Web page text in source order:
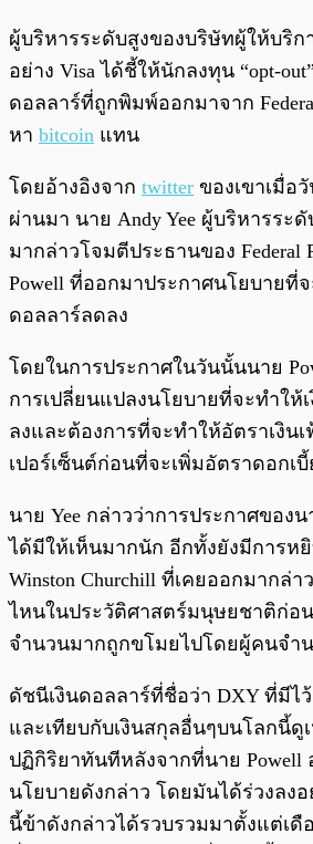
พร้อมเล่น
ผู้บริหารระดับสูงของบริษัทผู้ให้บริก
อย่าง Visa ได้ชี้ให้นักลงทุน “opt-
ดอลลาร์ที่ถูกพิมพ์ออกมาจาก
หา bitcoin แทน
โดยอ้างอิงจาก twitter ของเขาเมื่อ
ผ่านมา นาย Andy Yee ผู้บริหารระ
มากล่าวโจมตีประธานของ Federal
Powell ที่ออกมาประกาศนโยบายที่
ดอลลาร์ลดลง
โดยในการประกาศในวันนั้นนาย
การเปลี่ยนแปลงนโยบายที่จะทำให้
ลงและต้องการที่จะทำให้อัตราเงินเ
เปอร์เซ็นต์ก่อนที่จะเพิ่มอัตราดอกเ
นาย Yee กล่าวว่าการประกาศของ
ได้มีให้เห็นมากนัก อีกทั้งยังมีการห
Winston Churchill ที่เคยออกมากล่า
ไหนในประวัติศาสตร์มนุษยชาติก่อ
จำนวนมากถูกขโมยไปโดยผู้คนจำ
ดัชนีเงินดอลลาร์ที่ชื่อว่า DXY ที่มีไ
และเทียบกับเงินสกุลอื่นๆบนโลกนี้ดู
ปฏิกิริยาทันทีหลังจากที่นาย Powell
นโยบายดังกล่าว โดยมันได้ร่วงลง
นี้ข้าดังกล่าวได้รวบรวมมาตั้งแต่เดื